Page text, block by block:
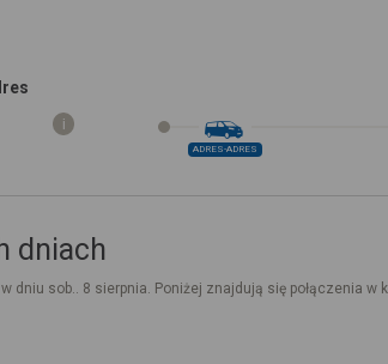
ADRES-ADRES
dniach
dniu sob.. 8 sierpnia. Poniżej znajdują się połączenia w